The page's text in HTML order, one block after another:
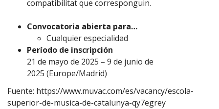
compatibilitat que corresponguin.
Convocatoria abierta para…
Cualquier especialidad
Período de inscripción
21 de mayo de 2025 – 9 de junio de
2025 (Europe/Madrid)
Fuente: https://www.muvac.com/es/vacancy/escola-
superior-de-musica-de-catalunya-qy7egrey